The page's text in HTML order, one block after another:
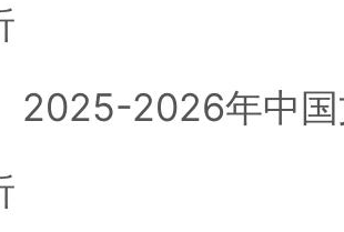
2026年中国